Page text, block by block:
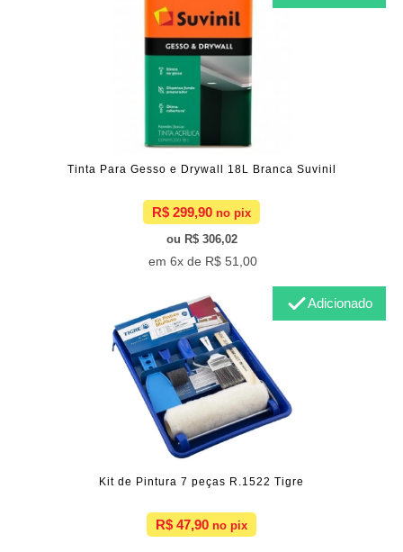
Tinta Para Gesso e Drywall 18L Branca Suvinil
R$ 299,90
R$ 306,02
6x de R$ 51,00
Kit de Pintura 7 peças R.1522 Tigre
R$ 47,90
Adicionado